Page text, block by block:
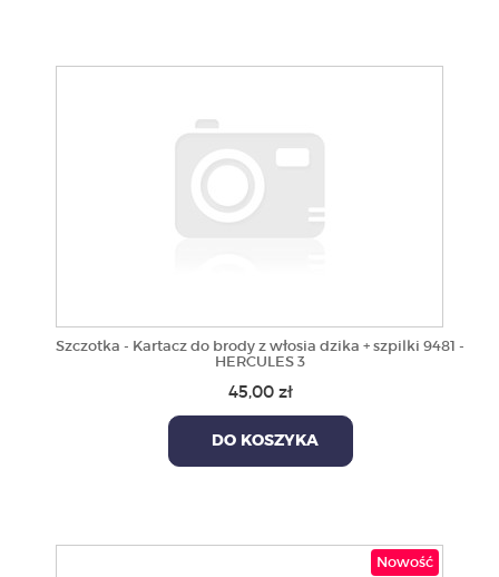
Szczotka - Kartacz do brody z włosia dzika + szpilki 9481 -
HERCULES 3
45,00 zł
DO KOSZYKA
Nowość